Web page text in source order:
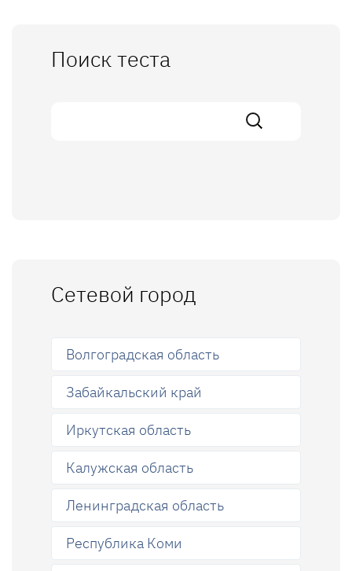
Поиск теста
Сетевой город
Волгоградская область
Забайкальский край
Иркутская область
Калужская область
Ленинградская область
Республика Коми